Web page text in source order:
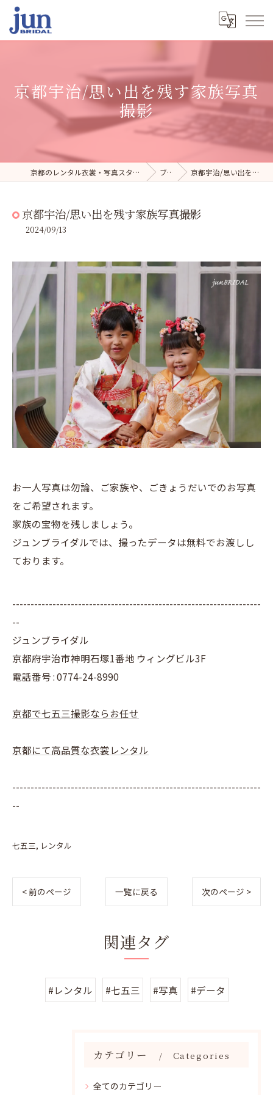
京都宇治/思い出を残す家族写真
撮影
京都のレンタル衣裳・写真スタジオならジュンブライダル ブログ 京都宇治/思い出を残す家族写真撮影
京都宇治/思い出を残す家族写真撮影
2024/09/13
お一人写真は勿論、ご家族や、ごきょうだいでのお写真
をご希望されます。
家族の宝物を残しましょう。
ジュンブライダルでは、撮ったデータは無料でお渡しし
ております。
--------------------------------------------------------------------
--
ジュンブライダル
京都府宇治市神明石塚1番地 ウィングビル3F
電話番号 : 0774-24-8990
京都で七五三撮影ならお任せ
京都にて高品質な衣裳レンタル
--------------------------------------------------------------------
--
七五三 レンタル
< 前のページ 一覧に戻る 次のページ >
関連タグ
#レンタル #七五三 #写真 #データ
カテゴリー Categories
全てのカテゴリー